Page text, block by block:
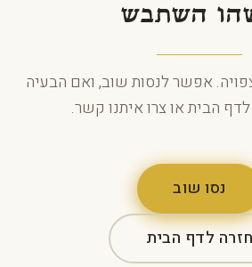
השתבש
אפשר לנסות שוב, ואם הבעיה
לדף הבית או צרו איתנו קשר.
נסו שוב
חזרה לדף הבית